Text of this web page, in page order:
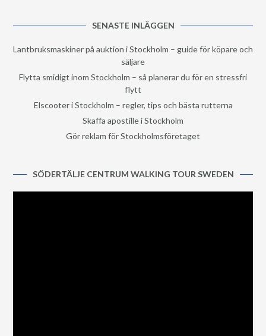
SENASTE INLÄGGEN
Lantbruksmaskiner på auktion i Stockholm – guide för köpare och
säljare
Flytta smidigt inom Stockholm – så planerar du för en stressfri
flytt
Elscooter i Stockholm – regler, tips och bästa rutterna
Skaffa apostille i Stockholm
Gör reklam för Stockholmsföretaget
SÖDERTÄLJE CENTRUM WALKING TOUR SWEDEN